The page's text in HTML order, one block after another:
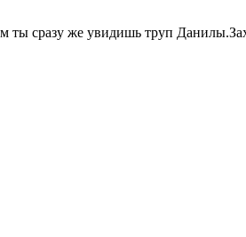
ты сразу же увидишь труп